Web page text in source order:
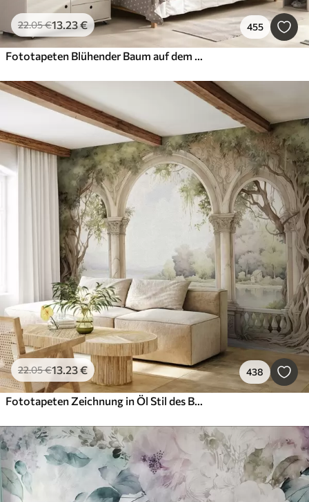
22.05€13.23€ 455
Fototapeten Blühender Baum auf dem Hügel
22.05€13.23€ 438
Fototapeten Zeichnung in Öl Stil des Bogens